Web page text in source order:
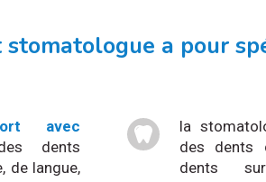
a pour
avec
dents
de langue,
la
des dents
dents